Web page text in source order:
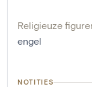
Religieuze
engel
NOTITIES